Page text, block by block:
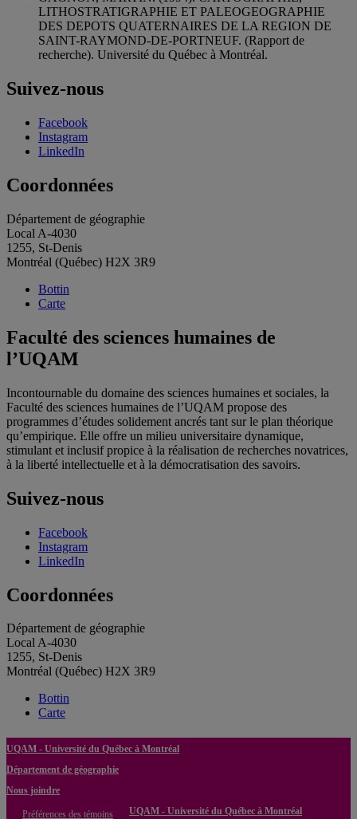
LITHOSTRATIGRAPHIE ET PALEOGEOGRAPHIE
DES DEPOTS QUATERNAIRES DE LA REGION DE
SAINT-RAYMOND-DE-PORTNEUF. (Rapport de
recherche). Université du Québec à Montréal.
Suivez-nous
Facebook
Instagram
LinkedIn
Coordonnées
Département de géographie
Local A-4030
1255, St-Denis
Montréal (Québec) H2X 3R9
Bottin
Carte
Faculté des sciences humaines de
l’UQAM
Incontournable du domaine des sciences humaines et sociales, la
Faculté des sciences humaines de l’UQAM propose des
programmes d’études solidement ancrés tant sur le plan théorique
qu’empirique. Elle offre un milieu universitaire dynamique,
stimulant et inclusif propice à la réalisation de recherches novatrices,
à la liberté intellectuelle et à la démocratisation des savoirs.
Suivez-nous
Facebook
Instagram
LinkedIn
Coordonnées
Département de géographie
Local A-4030
1255, St-Denis
Montréal (Québec) H2X 3R9
Bottin
Carte
UQAM - Université du Québec à Montréal
Département de géographie
Nous joindre
Préférences des témoins UQAM - Université du Québec à Montréal